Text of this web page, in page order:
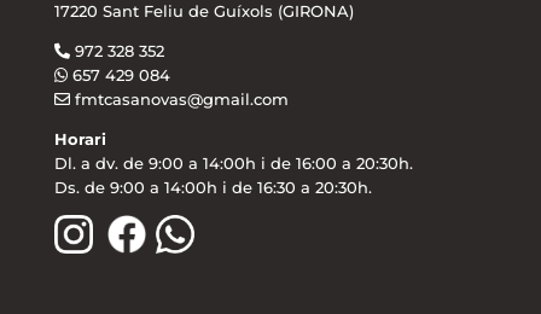
17220 Sant Feliu de Guíxols (GIRONA)
972 328 352
657 429 084
fmtcasanovas@gmail.com
Horari
Dl. a dv. de 9:00 a 14:00h i de 16:00 a 20:30h.
Ds. de 9:00 a 14:00h i de 16:30 a 20:30h.